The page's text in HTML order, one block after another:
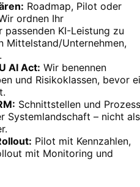
: Roadmap, Pilot oder
ordnen Ihr
passenden KI-Leistung zu
Mittelstand/Unternehmen,
AI Act: Wir benennen
und Risikoklassen, bevor
: Schnittstellen und
Systemlandschaft – nicht als
: Pilot mit Kennzahlen,
mit Monitoring und